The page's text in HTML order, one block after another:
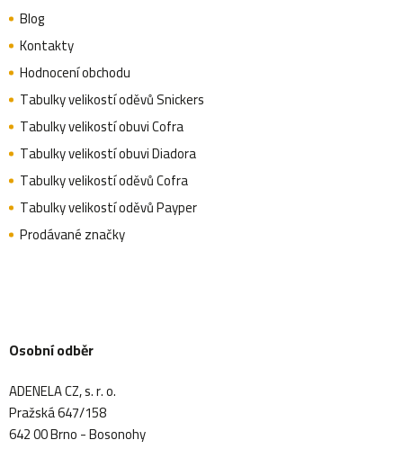
Blog
Kontakty
Hodnocení obchodu
Tabulky velikostí oděvů Snickers
Tabulky velikostí obuvi Cofra
Tabulky velikostí obuvi Diadora
Tabulky velikostí oděvů Cofra
Tabulky velikostí oděvů Payper
Prodávané značky
Osobní odběr
ADENELA CZ, s. r. o.
Pražská 647/158
642 00 Brno - Bosonohy